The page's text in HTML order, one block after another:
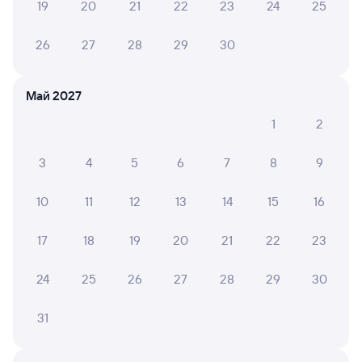
покупке
Частые вопросы
Что нужно, чтобы сесть в поезд?
на другой поезд?
пассажира?
19 20 21 22 23 24 25
26 27 28 29 30
Май 2027
1
2
3 4 5 6 7 8 9
10 11 12 13 14 15 16
17 18 19 20 21 22 23
24 25 26 27 28 29 30
31